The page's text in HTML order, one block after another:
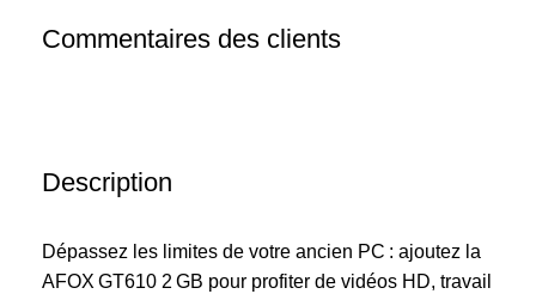
Description
Dépassez les limites de votre ancien PC : ajoutez la
AFOX GT610 2 GB pour profiter de vidéos HD, travail
Commentaires des clients